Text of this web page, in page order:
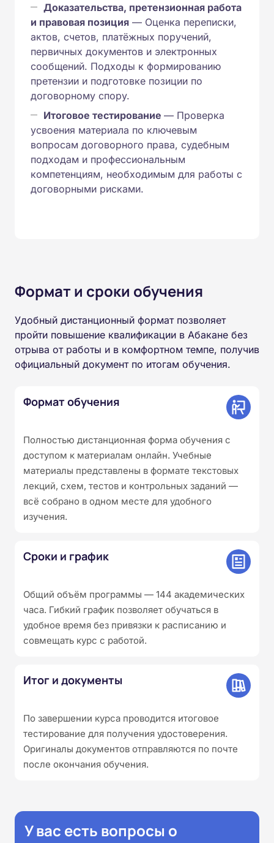
Доказательства, претензионная работа
и правовая позиция — Оценка переписки,
актов, счетов, платёжных поручений,
первичных документов и электронных
сообщений. Подходы к формированию
претензии и подготовке позиции по
договорному спору.
Итоговое тестирование — Проверка
усвоения материала по ключевым
вопросам договорного права, судебным
подходам и профессиональным
компетенциям, необходимым для работы с
договорными рисками.
Формат и сроки обучения
Удобный дистанционный формат позволяет
пройти повышение квалификации в Абакане без
отрыва от работы и в комфортном темпе, получив
официальный документ по итогам обучения.
Формат обучения
Полностью дистанционная форма обучения с
доступом к материалам онлайн. Учебные
материалы представлены в формате текстовых
лекций, схем, тестов и контрольных заданий —
всё собрано в одном месте для удобного
изучения.
Сроки и график
Общий объём программы — 144 академических
часа. Гибкий график позволяет обучаться в
удобное время без привязки к расписанию и
совмещать курс с работой.
Итог и документы
По завершении курса проводится итоговое
тестирование для получения удостоверения.
Оригиналы документов отправляются по почте
после окончания обучения.
У вас есть вопросы о